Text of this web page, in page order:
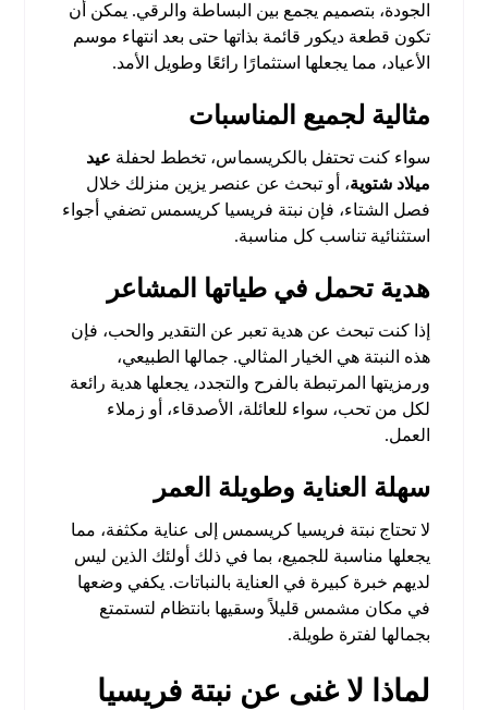
الجودة، بتصميم يجمع بين البساطة والرقي. يمكن أن
تكون قطعة ديكور قائمة بذاتها حتى بعد انتهاء موسم
الأعياد، مما يجعلها استثمارًا رائعًا وطويل الأمد.
مثالية لجميع المناسبات
سواء كنت تحتفل بالكريسماس، تخطط لحفلة عيد
ميلاد شتوية، أو تبحث عن عنصر يزين منزلك خلال
فصل الشتاء، فإن نبتة فريسيا كريسمس تضفي أجواء
استثنائية تناسب كل مناسبة.
هدية تحمل في طياتها المشاعر
إذا كنت تبحث عن هدية تعبر عن التقدير والحب، فإن
هذه النبتة هي الخيار المثالي. جمالها الطبيعي،
ورمزيتها المرتبطة بالفرح والتجدد، يجعلها هدية رائعة
لكل من تحب، سواء للعائلة، الأصدقاء، أو زملاء
العمل.
سهلة العناية وطويلة العمر
لا تحتاج نبتة فريسيا كريسمس إلى عناية مكثفة، مما
يجعلها مناسبة للجميع، بما في ذلك أولئك الذين ليس
لديهم خبرة كبيرة في العناية بالنباتات. يكفي وضعها
في مكان مشمس قليلاً وسقيها بانتظام لتستمتع
بجمالها لفترة طويلة.
لماذا لا غنى عن نبتة فريسيا